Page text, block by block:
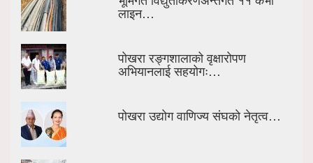
लाइन…
पोखरा रङ्गशालाको वृक्षारोपण
अभियानलाई सहयोगः…
पोखरा उद्योग वाणिज्य संघको नेतृत्व…